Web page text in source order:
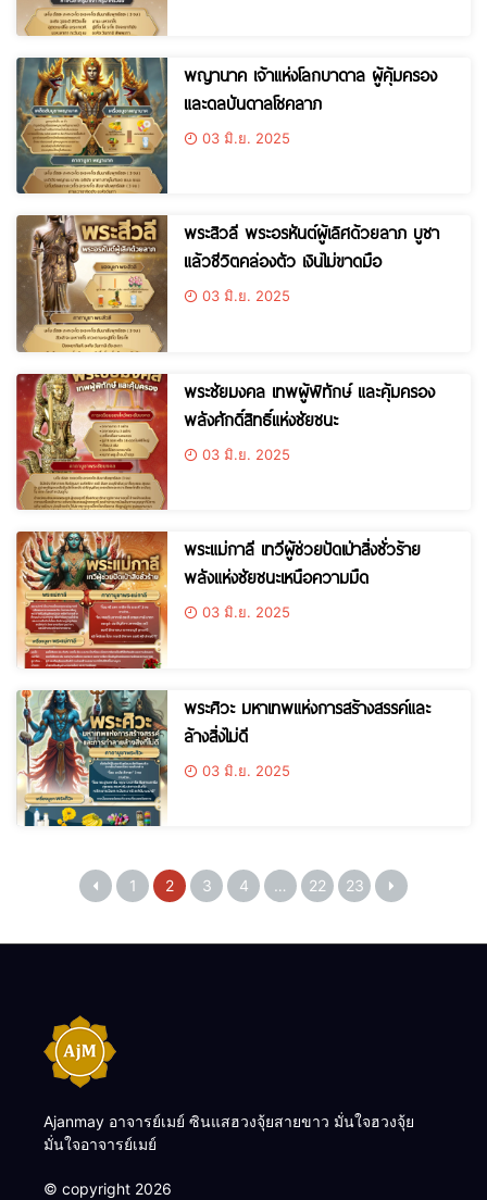
พญานาค เจ้าแห่งโลกบาดาล ผู้คุ้มครอง
และดลบันดาลโชคลาภ
03 มิ.ย. 2025
พระสิวลี พระอรหันต์ผู้เลิศด้วยลาภ บูชา
แล้วชีวิตคล่องตัว เงินไม่ขาดมือ
03 มิ.ย. 2025
พระชัยมงคล เทพผู้พิทักษ์ และคุ้มครอง
พลังศักดิ์สิทธิ์แห่งชัยชนะ
03 มิ.ย. 2025
พระแม่กาลี เทวีผู้ช่วยปัดเป่าสิ่งชั่วร้าย
พลังแห่งชัยชนะเหนือความมืด
03 มิ.ย. 2025
พระศิวะ มหาเทพแห่งการสร้างสรรค์และ
ล้างสิ่งไม่ดี
03 มิ.ย. 2025
1 2 3 4 … 22 23
Ajanmay อาจารย์เมย์ ซินแสฮวงจุ้ยสายขาว มั่นใจฮวงจุ้ย
มั่นใจอาจารย์เมย์
© copyright 2026